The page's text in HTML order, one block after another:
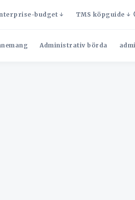
budget TMS köpguide
Administrativ börda